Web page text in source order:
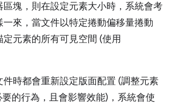
塊，則在設定元素大小時，系統會考
來，當文件以特定捲動偏移量捲動
元素的所有可見空間 (使用
時都會重新設定版面配置 (調整元素
的行為，且會影響效能)，系統會使